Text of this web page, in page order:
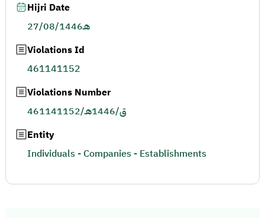
Hijri Date
27/08/1446هـ
Violations Id
461141152
Violations Number
461141152/ق/1446هـ
Entity
Individuals - Companies - Establishments